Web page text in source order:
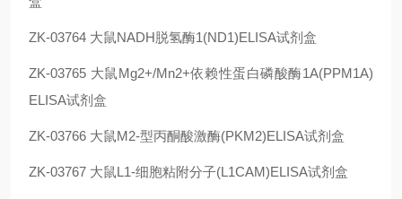
ZK-03764 大鼠NADH脱氢酶1(ND1)ELISA试剂盒
ZK-03765 大鼠Mg2+/Mn2+依赖性蛋白磷酸酶1A(PPM1A)
ELISA试剂盒
ZK-03766 大鼠M2-型丙酮酸激酶(PKM2)ELISA试剂盒
ZK-03767 大鼠L1-细胞粘附分子(L1CAM)ELISA试剂盒